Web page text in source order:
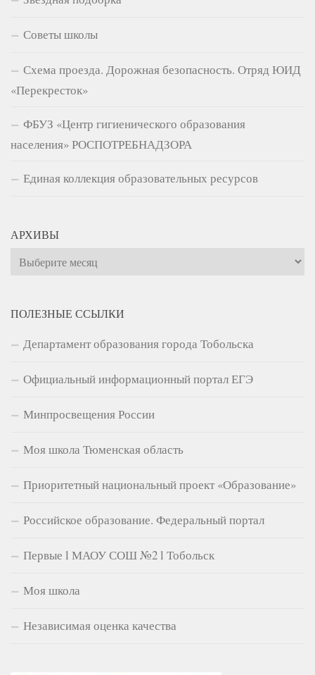
Советы школы
Схема проезда. Дорожная безопасность. Отряд ЮИД
«Перекресток»
ФБУЗ «Центр гигиенического образования
населения» РОСПОТРЕБНАДЗОРА
Единая коллекция образовательных ресурсов
АРХИВЫ
Архивы
ПОЛЕЗНЫЕ ССЫЛКИ
Департамент образования города Тобольска
Официальный информационный портал ЕГЭ
Минпросвещения России
Моя школа Тюменская область
Приоритетный национальный проект «Образование»
Российское образование. Федеральный портал
Первые l МАОУ СОШ №2 l Тобольск
Моя школа
Независимая оценка качества